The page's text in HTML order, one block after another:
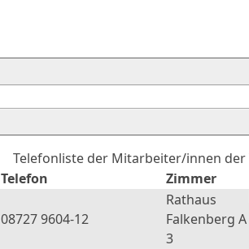
Telefonliste der Mitarbeiter/innen
Telefon Zimmer
08727 9604-12
Rathaus
Falkenberg A
3